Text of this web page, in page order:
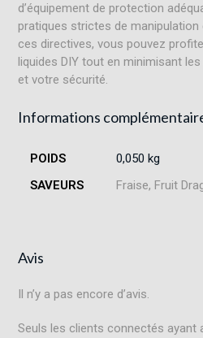
d’équipement de protection
pratiques strictes de
ces directives, vous pouvez
liquides DIY tout en minimisant
et votre sécurité.
Informations
POIDS
0,050 kg
SAVEURS
Fraise, Fruit
Avis
Il n’y a pas encore d’avis.
Seuls les clients connectés ayant